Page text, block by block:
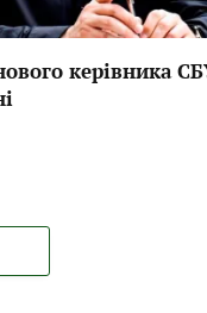
керівника